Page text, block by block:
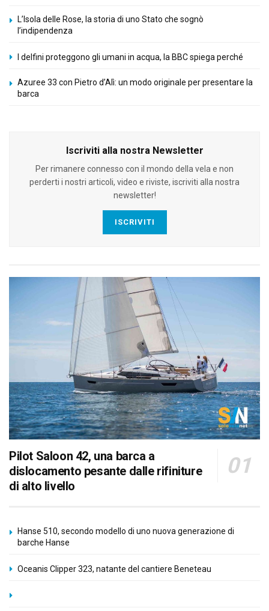
L’Isola delle Rose, la storia di uno Stato che sognò
l’indipendenza
I delfini proteggono gli umani in acqua, la BBC spiega perché
Azuree 33 con Pietro d’Alì: un modo originale per presentare la
barca
Iscriviti alla nostra Newsletter
Per rimanere connesso con il mondo della vela e non
perderti i nostri articoli, video e riviste, iscriviti alla nostra
newsletter!
ISCRIVITI
Pilot Saloon 42, una barca a
dislocamento pesante dalle rifiniture
di alto livello
Hanse 510, secondo modello di uno nuova generazione di
barche Hanse
Oceanis Clipper 323, natante del cantiere Beneteau